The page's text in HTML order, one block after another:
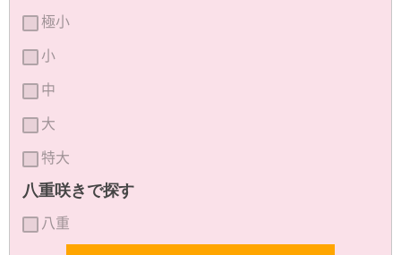
極小
小
中
大
特大
八重咲きで探す
八重